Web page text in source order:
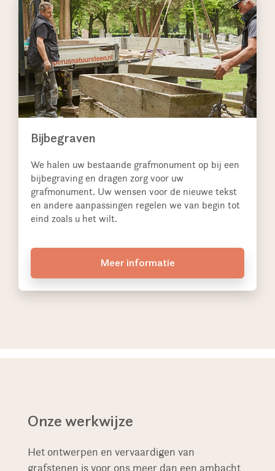
Bijbegraven
We halen uw bestaande grafmonument op bij een
bijbegraving en dragen zorg voor uw
grafmonument. Uw wensen voor de nieuwe tekst
en andere aanpassingen regelen we van begin tot
eind zoals u het wilt.
Meer informatie
Onze werkwijze
Het ontwerpen en vervaardigen van
grafstenen is voor ons meer dan een ambacht